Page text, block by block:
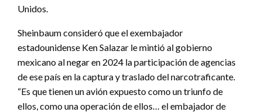
Unidos.
Sheinbaum consideró que el exembajador
estadounidense Ken Salazar le mintió al gobierno
mexicano al negar en 2024 la participación de agencias
de ese país en la captura y traslado del narcotraficante.
“Es que tienen un avión expuesto como un triunfo de
ellos, como una operación de ellos… el embajador de